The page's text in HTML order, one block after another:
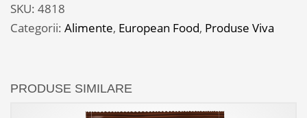
SKU: 4818
Categorii: Alimente, European Food, Produse Viva
PRODUSE SIMILARE